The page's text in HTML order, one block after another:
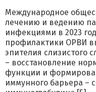
Международное
лечению и ведению
инфекциями в 2023
профилактики ОРВИ
эпителия слизистого
– восстановление
функции и
иммунного барьера –